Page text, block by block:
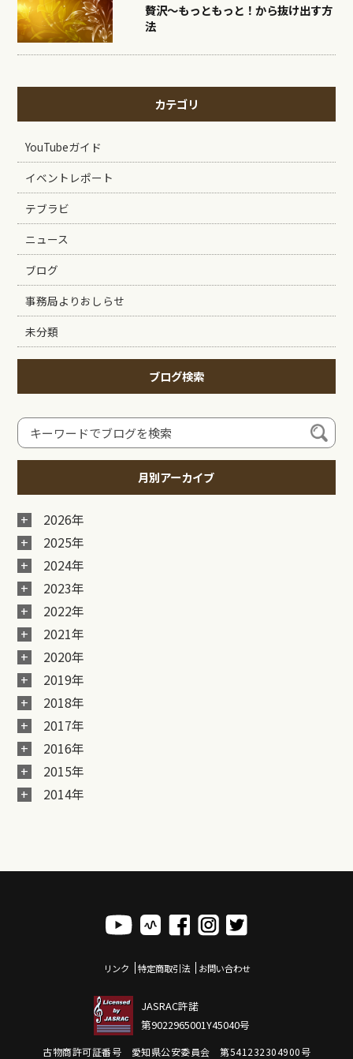
贅沢〜もっともっと！から抜け出す方
法
カテゴリ
YouTubeガイド
イベントレポート
テブラビ
ニュース
ブログ
事務局よりおしらせ
未分類
ブログ検索
月別アーカイブ
2026年
2025年
2024年
2023年
2022年
2021年
2020年
2019年
2018年
2017年
2016年
2015年
2014年
リンク 特定商取引法 お問い合わせ
JASRAC許諾
第9022965001Y45040号
古物商許可証番号 愛知県公安委員会 第541232304900号